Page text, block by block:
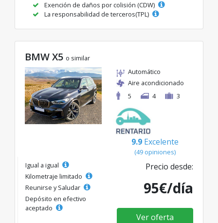
Exención de daños por colisión (CDW)
La responsabilidad de terceros(TPL)
BMW X5 o similar
Automático
Aire acondicionado
5
4 3
9.9 Excelente
(49 opiniones)
Igual a igual
Kilometraje limitado
Reunirse y Saludar
Depósito en efectivo
aceptado
Precio desde:
95€/día
Ver oferta